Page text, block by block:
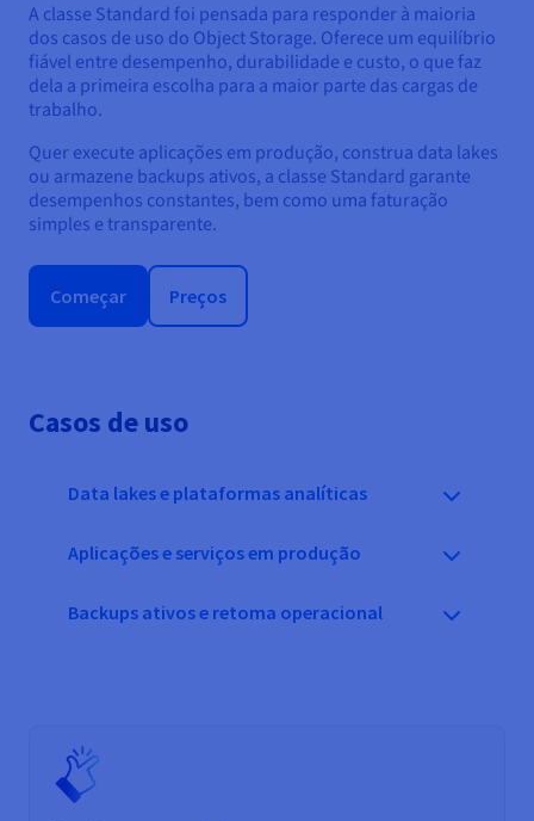
A classe Standard foi pensada para responder à maioria
dos casos de uso do Object Storage. Oferece um equilíbrio
fiável entre desempenho, durabilidade e custo, o que faz
dela a primeira escolha para a maior parte das cargas de
trabalho.
Quer execute aplicações em produção, construa data lakes
ou armazene backups ativos, a classe Standard garante
desempenhos constantes, bem como uma faturação
simples e transparente.
Começar Preços
Casos de uso
Data lakes e plataformas analíticas
Aplicações e serviços em produção
Backups ativos e retoma operacional